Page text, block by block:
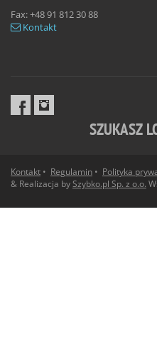
Fax:+48 91 812 30 88
Kontakt
SZUKASZ
Kontakt • Regulamin • Polityka
& Realizacja bySzybko.pl Sp. z o.o.